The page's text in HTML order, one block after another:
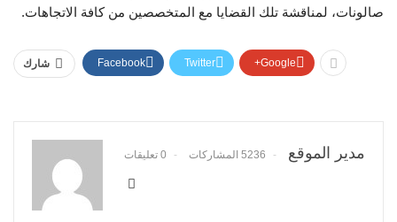
صالونات، لمناقشة تلك القضايا مع المتخصصين من كافة الاتجاهات.
شارك Facebook Twitter Google+
مدير الموقع 5236 المشاركات 0 تعليقات